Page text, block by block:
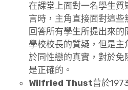
在課堂上面對一名學生
言時，主角直接面對這
回答所有學生所提出來的
學校校長的質疑，但是主
於同性戀的真實，對於免
是正確的。
Wilfried Thust曾於